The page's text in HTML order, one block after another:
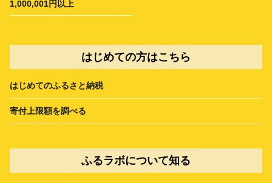
1,000,001円以上
はじめての方はこちら
はじめてのふるさと納税
寄付上限額を調べる
ふるラボについて知る